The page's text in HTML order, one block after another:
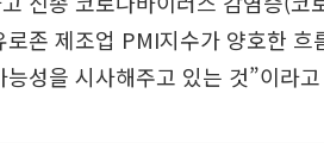
존 제조업 PMI지수가 양호한
성을 시사해주고 있는 것”이라